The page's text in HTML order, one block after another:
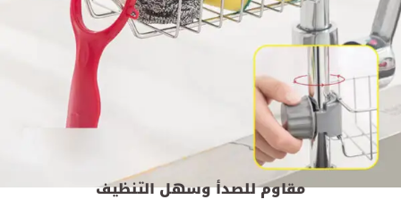
مقاوم للصدأ وسهل التنظيف